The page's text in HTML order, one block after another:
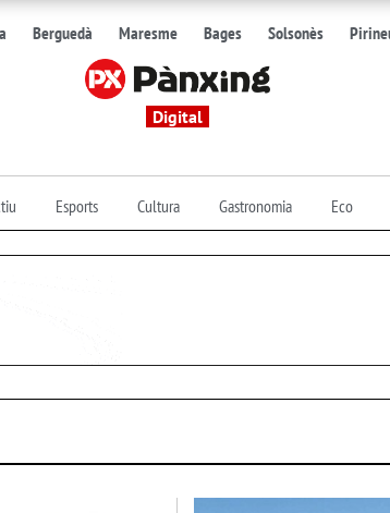
Berguedà Maresme Bages Solsonès
Digital
Esports Cultura Gastronomia Eco